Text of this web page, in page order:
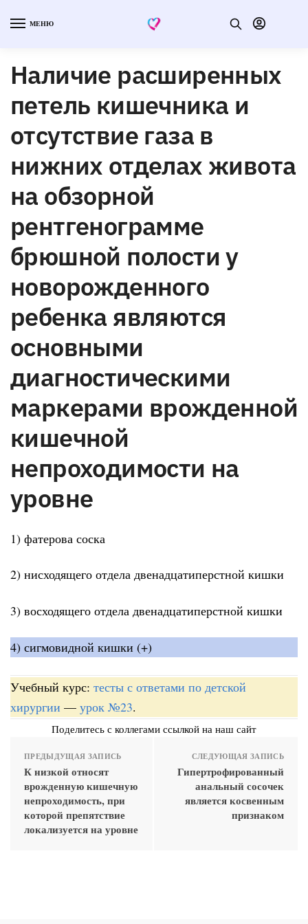
МЕНЮ
Наличие расширенных
петель кишечника и
отсутствие газа в
нижних отделах живота
на обзорной
рентгенограмме
брюшной полости у
новорожденного
ребенка являются
основными
диагностическими
маркерами врожденной
кишечной
непроходимости на
уровне
1) фатерова соска
2) нисходящего отдела двенадцатиперстной кишки
3) восходящего отдела двенадцатиперстной кишки
4) сигмовидной кишки (+)
Учебный курс: тесты с ответами по детской
хирургии — урок №23.
Поделитесь с коллегами ссылкой на наш сайт
ПРЕДЫДУЩАЯ ЗАПИСЬ
К низкой относят
врожденную кишечную
непроходимость, при
которой препятствие
локализуется на уровне
СЛЕДУЮЩАЯ ЗАПИСЬ
Гипертрофированный
анальный сосочек
является косвенным
признаком